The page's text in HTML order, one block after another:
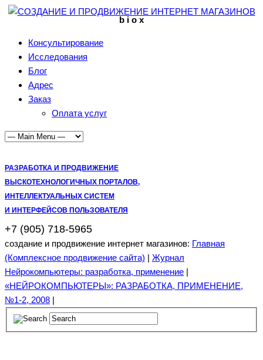
b i o x
Консультирование
Исследования
Блог
Адрес
Заказ
Оплата услуг
РАЗРАБОТКА И ПРОДВИЖЕНИЕ
ВЫСКОТЕХНОЛОГИЧНЫХ ПОРТАЛОВ,
ИНТЕЛЛЕКТУАЛЬНЫХ СИСТЕМ
И ИНТЕРФЕЙСОВ ПОЛЬЗОВАТЕЛЯ
+7 (905) 718-5965
создание и продвижение интернет магазинов: Главная
(Комплексное продвижение сайта) | Журнал
Нейрокомпьютеры: разработка, применение |
«НЕЙРОКОМПЬЮТЕРЫ»: РАЗРАБОТКА, ПРИМЕНЕНИЕ,
№1-2, 2008 |